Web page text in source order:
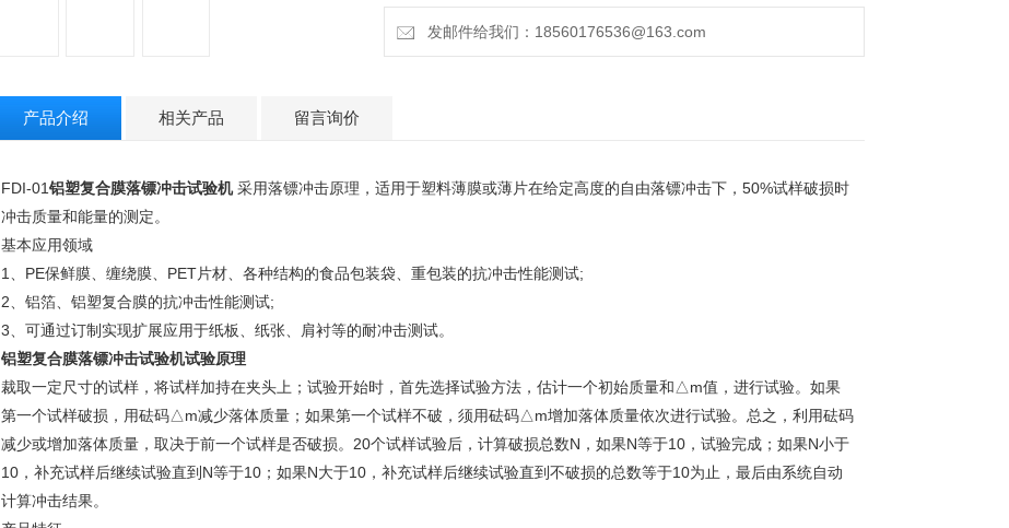
发邮件给我们：18560176536@163.com
产品介绍 相关产品 留言询价
FDI-01铝塑复合膜落镖冲击试验机 采用落镖冲击原理，适用于塑料薄膜或薄片在给定高度的自由落镖冲击下，50%试样破损时
冲击质量和能量的测定。
基本应用领域
1、PE保鲜膜、缠绕膜、PET片材、各种结构的食品包装袋、重包装的抗冲击性能测试;
2、铝箔、铝塑复合膜的抗冲击性能测试;
3、可通过订制实现扩展应用于纸板、纸张、肩衬等的耐冲击测试。
铝塑复合膜落镖冲击试验机试验原理
裁取一定尺寸的试样，将试样加持在夹头上；试验开始时，首先选择试验方法，估计一个初始质量和△m值，进行试验。如果
第一个试样破损，用砝码△m减少落体质量；如果第一个试样不破，须用砝码△m增加落体质量依次进行试验。总之，利用砝码
减少或增加落体质量，取决于前一个试样是否破损。20个试样试验后，计算破损总数N，如果N等于10，试验完成；如果N小于
10，补充试样后继续试验直到N等于10；如果N大于10，补充试样后继续试验直到不破损的总数等于10为止，最后由系统自动
计算冲击结果。